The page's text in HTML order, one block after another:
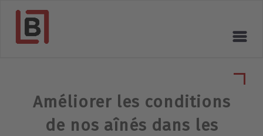
Améliorer les conditions
de nos aînés dans les